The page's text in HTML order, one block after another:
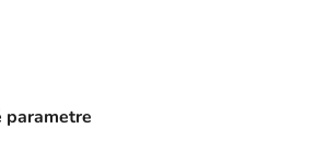
parametre